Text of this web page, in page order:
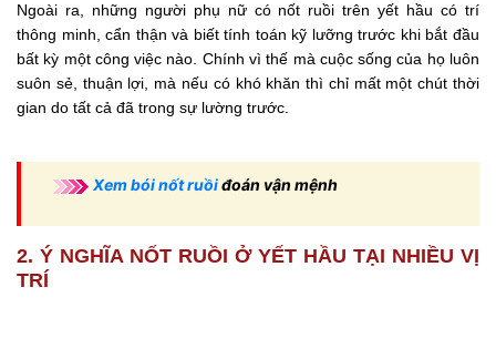
Ngoài ra, những người phụ nữ có nốt ruồi trên yết hầu có trí
thông minh, cẩn thận và biết tính toán kỹ lưỡng trước khi bắt đầu
bất kỳ một công việc nào. Chính vì thế mà cuộc sống của họ luôn
suôn sẻ, thuận lợi, mà nếu có khó khăn thì chỉ mất một chút thời
gian do tất cả đã trong sự lường trước.
Xem bói nốt ruồiđoán vận mệnh
2. Ý NGHĨA NỐT RUỒI Ở YẾT HẦU TẠI NHIỀU VỊ
TRÍ